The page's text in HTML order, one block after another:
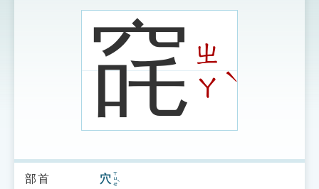
索引選單
示
䆛ㄓ
ㄚˋ
部首 穴 ㄒㄩㄝˋ